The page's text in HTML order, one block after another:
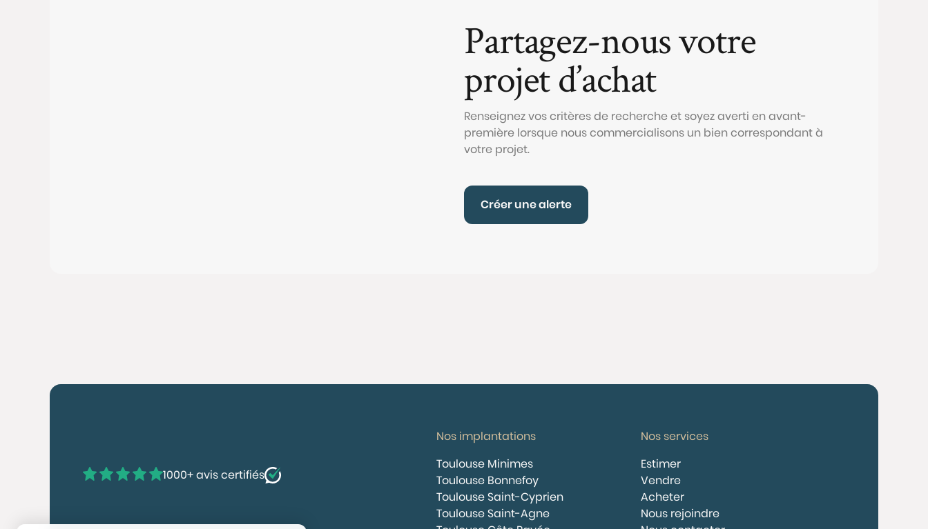
Partagez-nous votre
projet d’achat
Renseignez vos critères de recherche et soyez averti en avant-
première lorsque nous commercialisons un bien correspondant à
votre projet.
Créer une alerte
1000+ avis certifiés
Nos implantations
Toulouse Minimes
Toulouse Bonnefoy
Toulouse Saint-Cyprien
Toulouse Saint-Agne
Nos services
Estimer
Vendre
Acheter
Nous rejoindre